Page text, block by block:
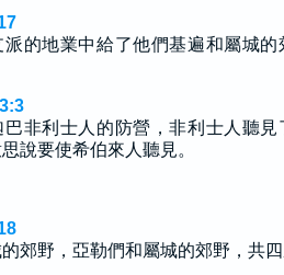
派的地業中給了他們基遍和屬城的
巴非利士人的防營，非利士人聽見
說要使希伯來人聽見。
郊野，亞勒們和屬城的郊野，共四